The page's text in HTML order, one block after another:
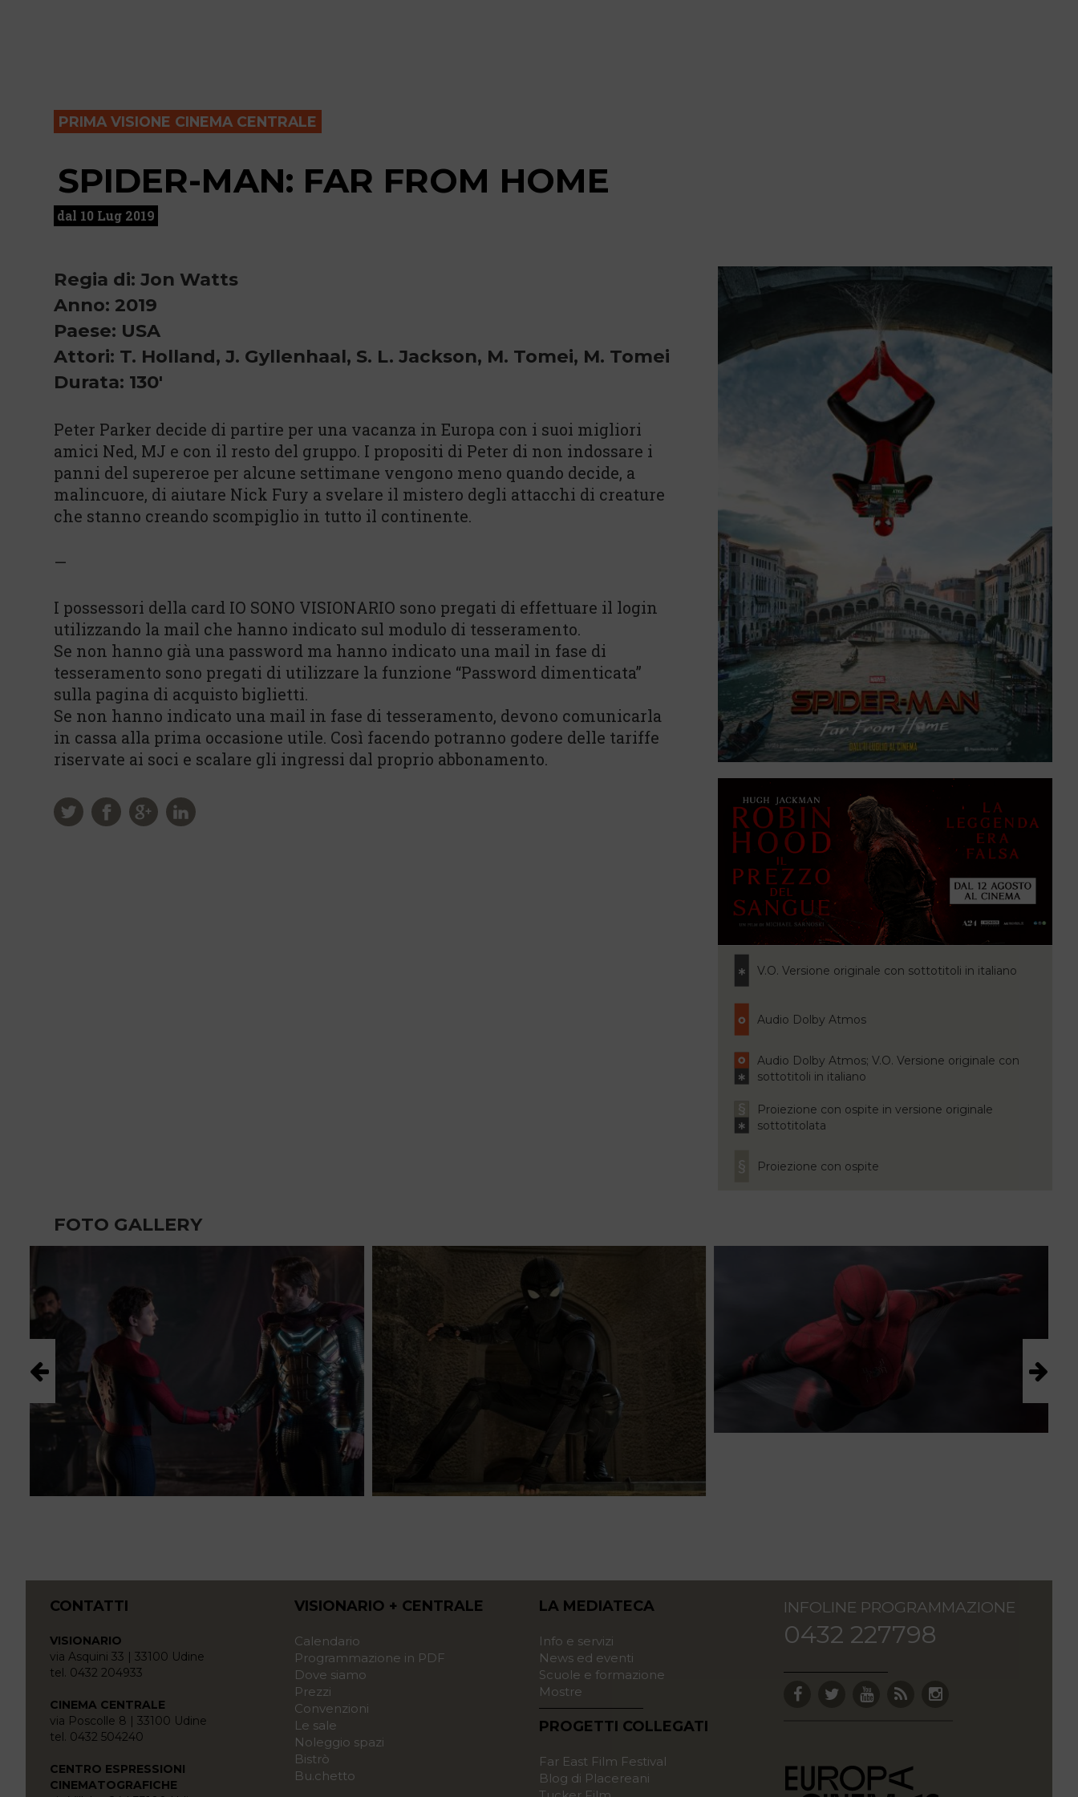
PRIMA VISIONE CINEMA CENTRALE
SPIDER-MAN: FAR FROM HOME
dal 10 Lug 2019
Regia di: Jon Watts
Anno: 2019
Paese: USA
Attori: T. Holland, J. Gyllenhaal, S. L. Jackson, M. Tomei, M. Tomei
Durata: 130'
Peter Parker decide di partire per una vacanza in Europa con i suoi migliori
amici Ned, MJ e con il resto del gruppo. I propositi di Peter di non indossare i
panni del supereroe per alcune settimane vengono meno quando decide, a
malincuore, di aiutare Nick Fury a svelare il mistero degli attacchi di creature
che stanno creando scompiglio in tutto il continente.
—
I possessori della card IO SONO VISIONARIO sono pregati di effettuare il login
utilizzando la mail che hanno indicato sul modulo di tesseramento.
Se non hanno già una password ma hanno indicato una mail in fase di
tesseramento sono pregati di utilizzare la funzione “Password dimenticata”
sulla pagina di acquisto biglietti.
Se non hanno indicato una mail in fase di tesseramento, devono comunicarla
in cassa alla prima occasione utile. Così facendo potranno godere delle tariffe
riservate ai soci e scalare gli ingressi dal proprio abbonamento.
V.O. Versione originale con sottotitoli in italiano
Audio Dolby Atmos
Audio Dolby Atmos; V.O. Versione originale con
sottotitoli in italiano
Proiezione con ospite in versione originale
sottotitolata
Proiezione con ospite
FOTO GALLERY
CONTATTI
VISIONARIO
via Asquini 33 | 33100 Udine
tel. 0432 204933
CINEMA CENTRALE
via Poscolle 8 | 33100 Udine
tel. 0432 504240
CENTRO ESPRESSIONI
CINEMATOGRAFICHE
VISIONARIO + CENTRALE
Calendario
Programmazione in PDF
Dove siamo
Prezzi
Convenzioni
Le sale
Noleggio spazi
Bistrò
Bu.chetto
LA MEDIATECA
Info e servizi
News ed eventi
Scuole e formazione
Mostre
PROGETTI COLLEGATI
Far East Film Festival
Blog di Placereani
INFOLINE PROGRAMMAZIONE
0432 227798